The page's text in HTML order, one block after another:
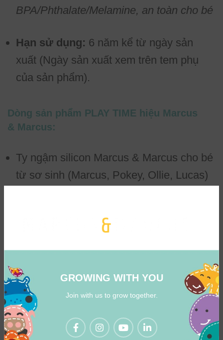
GROWING WITH YOU
Join with us to grow together.
BPA/Phthalate/Melamine, an toàn cho bé
Hạn sử dụng: 6 năm kể từ ngày sản
xuất (Ngày sản xuất xem trên tem phụ
của sản phẩm).
Dòng sản phẩm PLAY TIME hiệu Marcus
& Marcus:
Ty ngậm silicon Marcus & Marcus cho bé
từ sơ sinh (Marcus, Pokey, Ollie, Lucas)
Organic Bandana Marcus & Marcus cho
bé từ sơ sinh (Marcus, Lucas)
Đồ gặm nướu silicon Marcus & Marcus
cho bé từ 6 tháng (Lola, Marcus, Pokey,
Ollie, Willo)
Đồ gặm nướu silicon Sensory Marcus &
Marcus cho bé từ 6 tháng (Lola, Marcus,